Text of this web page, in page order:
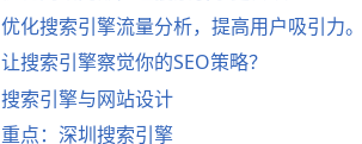
优化搜索引擎流量分析，提高用户吸引力
让搜索引擎察觉你的SEO策略？
搜索引擎与网站设计
重点：深圳搜索引擎